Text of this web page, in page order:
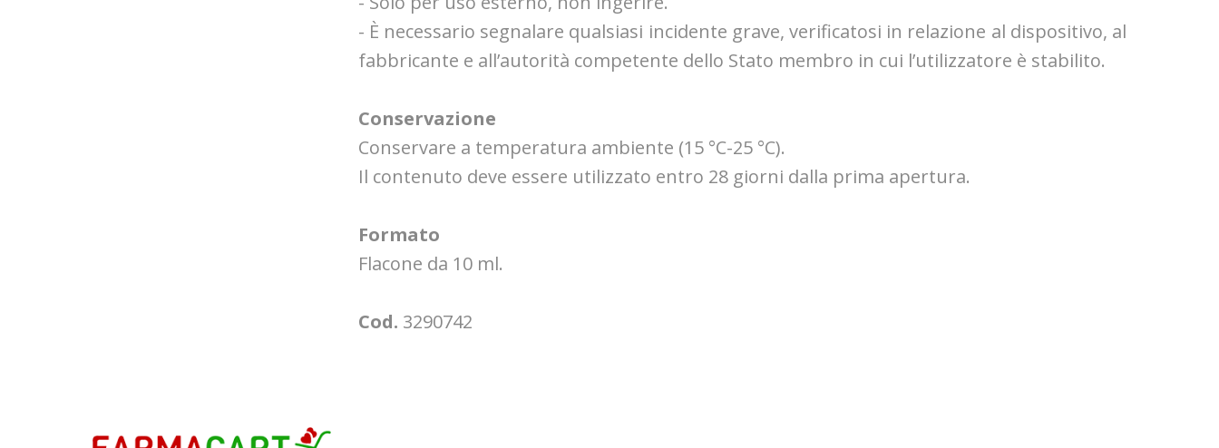
- È necessario segnalare qualsiasi incidente grave, verificatosi in relazione al dispositivo, al
fabbricante e all’autorità competente dello Stato membro in cui l’utilizzatore è stabilito.
Conservazione
Conservare a temperatura ambiente (15 °C-25 °C).
Il contenuto deve essere utilizzato entro 28 giorni dalla prima apertura.
Formato
Flacone da 10 ml.
Cod. 3290742